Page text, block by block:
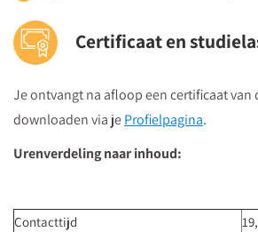
Je volgt vanuit Utrecht Centraal Station de
vervolgens vanuit winkelcentrum "Hoog
borden "Vredenburg".
Regardz La Vie Utrecht bevindt zich
Je kunt het meeting center bereiken via
Certificaat en
Je ontvangt na afloop een certificaat
downloaden via jeProfielpagina.
Urenverdeling naar inhoud:
Contacttijd